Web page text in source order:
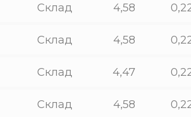
Склад 4,58
Склад 4,58
Склад 4,47
Склад 4,58